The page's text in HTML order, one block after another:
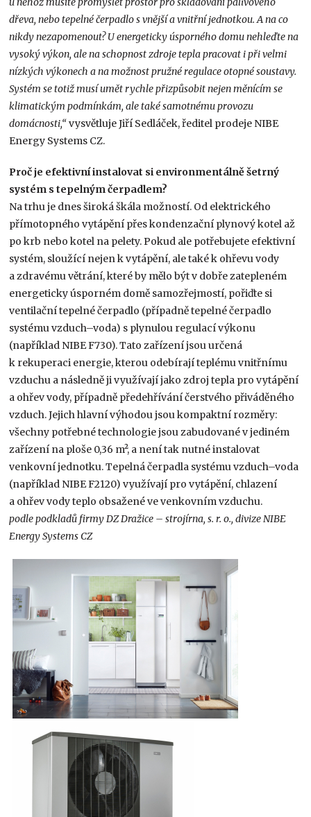
dřeva, nebo tepelné čerpadlo s vnější a vnitřní jednotkou. A na co
nikdy nezapomenout? U energeticky úsporného domu nehleďte na
vysoký výkon, ale na schopnost zdroje tepla pracovat i při velmi
nízkých výkonech a na možnost pružné regulace otopné soustavy.
Systém se totiž musí umět rychle přizpůsobit nejen měnícím se
klimatickým podmínkám, ale také samotnému provozu
domácnosti,“vysvětluje Jiří Sedláček, ředitel prodeje NIBE
Energy Systems CZ.
Proč je efektivní instalovat si environmentálně šetrný
systém s tepelným čerpadlem?
Na trhu je dnes široká škála možností. Od elektrického
přímotopného vytápění přes kondenzační plynový kotel až
po krb nebo kotel na pelety. Pokud ale potřebujete efektivní
systém, sloužící nejen k vytápění, ale také k ohřevu vody
a zdravému větrání, které by mělo být v dobře zatepleném
energeticky úsporném domě samozřejmostí, pořiďte si
ventilační tepelné čerpadlo (případně tepelné čerpadlo
systému vzduch–voda) s plynulou regulací výkonu
(například NIBE F730). Tato zařízení jsou určená
k rekuperaci energie, kterou odebírají teplému vnitřnímu
vzduchu a následně ji využívají jako zdroj tepla pro vytápění
a ohřev vody, případně předehřívání čerstvého přiváděného
vzduch. Jejich hlavní výhodou jsou kompaktní rozměry:
všechny potřebné technologie jsou zabudované v jediném
zařízení na ploše 0,36 m², a není tak nutné instalovat
venkovní jednotku. Tepelná čerpadla systému vzduch–voda
(například NIBE F2120) využívají pro vytápění, chlazení
a ohřev vody teplo obsažené ve venkovním vzduchu.
podle podkladů firmy DZ Dražice – strojírna, s. r. o., divize NIBE
Energy Systems CZ